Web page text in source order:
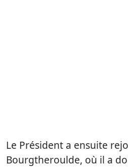
Le Président a ensuite
Bourgtheroulde, où il a